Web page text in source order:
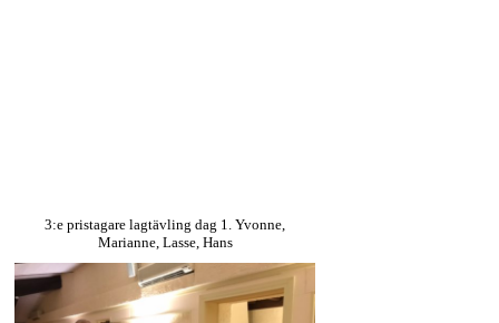
3:e pristagare lagtävling dag 1. Yvonne,
Marianne, Lasse, Hans